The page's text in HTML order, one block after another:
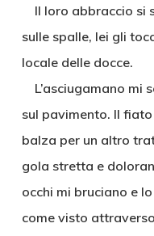
Il loro abbraccio si
sulle spalle, lei gli
locale delle docce.
L’asciugamano mi
sul pavimento. Il
balza per un altro
gola stretta e
occhi mi bruciano e
come visto